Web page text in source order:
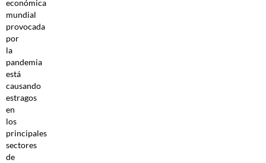
económica
mundial
provocada
por
la
pandemia
está
causando
estragos
en
los
principales
sectores
de